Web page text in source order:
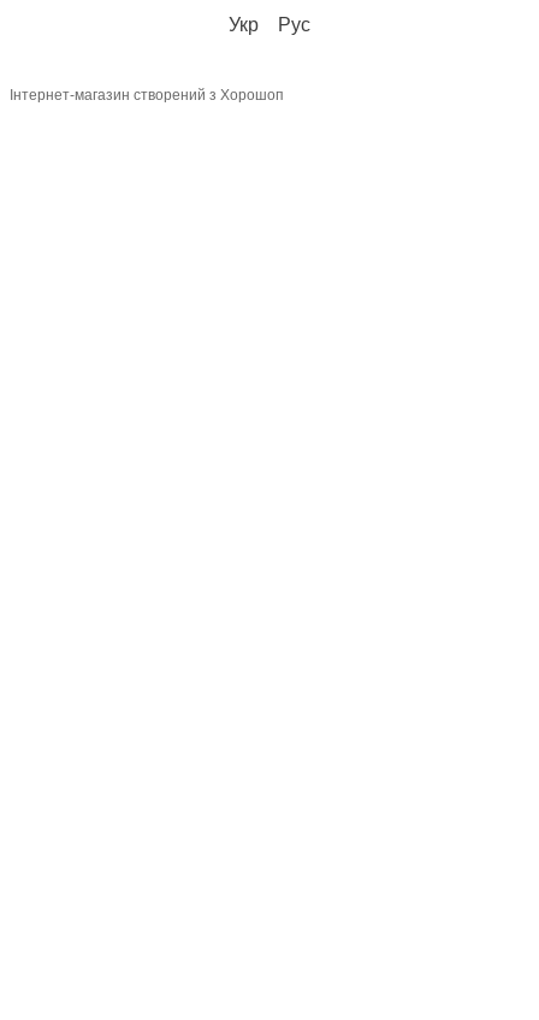
Укр Рус
Інтернет-магазин створений з Хорошоп